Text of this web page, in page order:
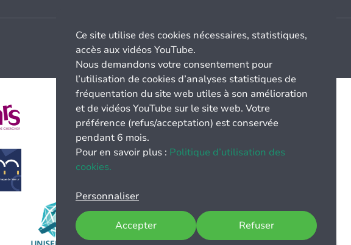
Ce site utilise des cookies nécessaires, statistiques,
accès aux vidéos YouTube.
Nous demandons votre consentement pour
l’utilisation de cookies d’analyses statistiques de
fréquentation du site web utiles à son amélioration
et de vidéos YouTube sur le site web. Votre
préférence (refus/acceptation) est conservée
pendant 6 mois.
Pour en savoir plus : Politique d’utilisation des
cookies.
Personnaliser
Refuser
Accepter